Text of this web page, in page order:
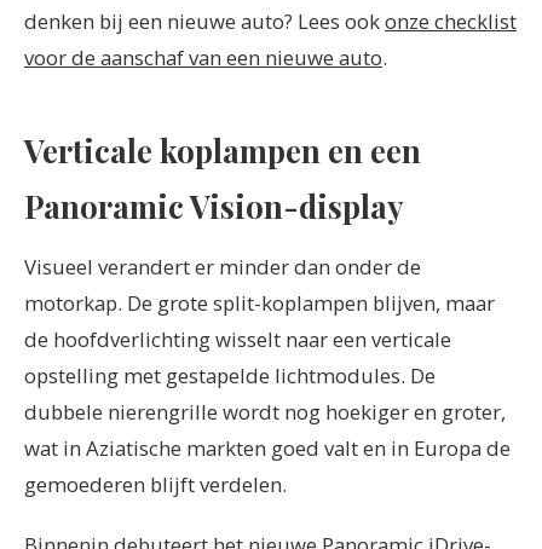
denken bij een nieuwe auto? Lees ookonze checklist
voor de aanschaf van een nieuwe auto.
Verticale koplampen en een
Panoramic Vision-display
Visueel verandert er minder dan onder de
motorkap. De grote split-koplampen blijven, maar
de hoofdverlichting wisselt naar een verticale
opstelling met gestapelde lichtmodules. De
dubbele nierengrille wordt nog hoekiger en groter,
wat in Aziatische markten goed valt en in Europa de
gemoederen blijft verdelen.